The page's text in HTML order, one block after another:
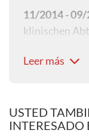
11/2014 -
klinischen
Universität in
11/2014:
Leer más
USTED
INTERESADO